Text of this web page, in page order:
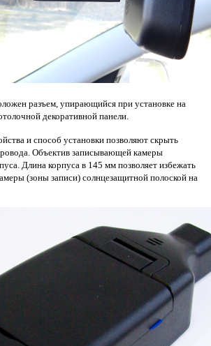
разъем, упирающийся при установке на
декоративной панели.
и способ установки позволяют скрыть
Объектив записывающей камеры
Длина корпуса в 145 мм позволяет избежать
(зоны записи) солнцезащитной полоской на